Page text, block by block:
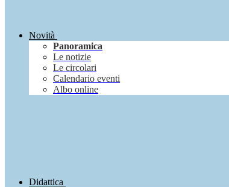
Novità
Panoramica
Le notizie
Le circolari
Calendario eventi
Albo online
Didattica